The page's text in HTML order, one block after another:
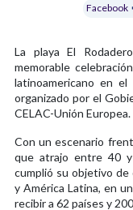
Facebook
La playa El
memorable
latinoamericano en
organizado por el
CELAC-Unión Europea.
Con un escenario
que atrajo entre 40
cumplió su objetivo de
y América Latina, en
recibir a 62 países y